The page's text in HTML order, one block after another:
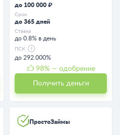
до 100 000 ₽
Срок
до 365 дней
Ставка
до 0.8% в день
ПСК
до 292.000%
98% — одобрение
Получить деньги
ПростоЗаймы